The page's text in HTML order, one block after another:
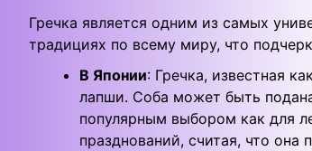
Гречка является одним из самых
традициях по всему миру, что
В Японии: Гречка, известная
лапши. Соба может быть
популярным выбором как для
празднований, считая, что она